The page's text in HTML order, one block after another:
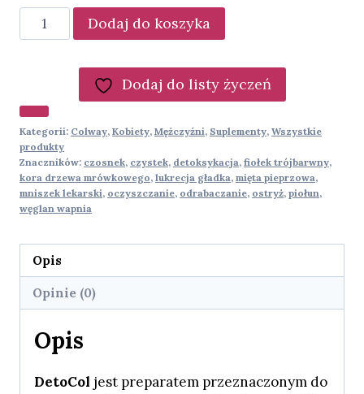
ilość
DetoCol
Dodaj do koszyka
Dodaj do listy życzeń
Kategorii: Colway, Kobiety, Mężczyźni, Suplementy, Wszystkie
produkty
Znaczników: czosnek, czystek, detoksykacja, fiołek trójbarwny,
kora drzewa mrówkowego, lukrecja gładka, mięta pieprzowa,
mniszek lekarski, oczyszczanie, odrabaczanie, ostryż, piołun,
węglan wapnia
Opis
Opinie (0)
Opis
DetoCol jest preparatem przeznaczonym do